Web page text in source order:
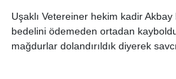
Uşaklı Vetereiner hekim kadir
bedelini ödemeden ortadan
mağdurlar dolandırıldık diyerek